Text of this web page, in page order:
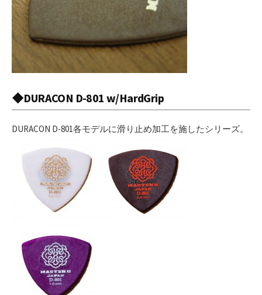
◆DURACON D-801 w/HardGrip
DURACON D-801各モデルに滑り止め加工を施したシリーズ。